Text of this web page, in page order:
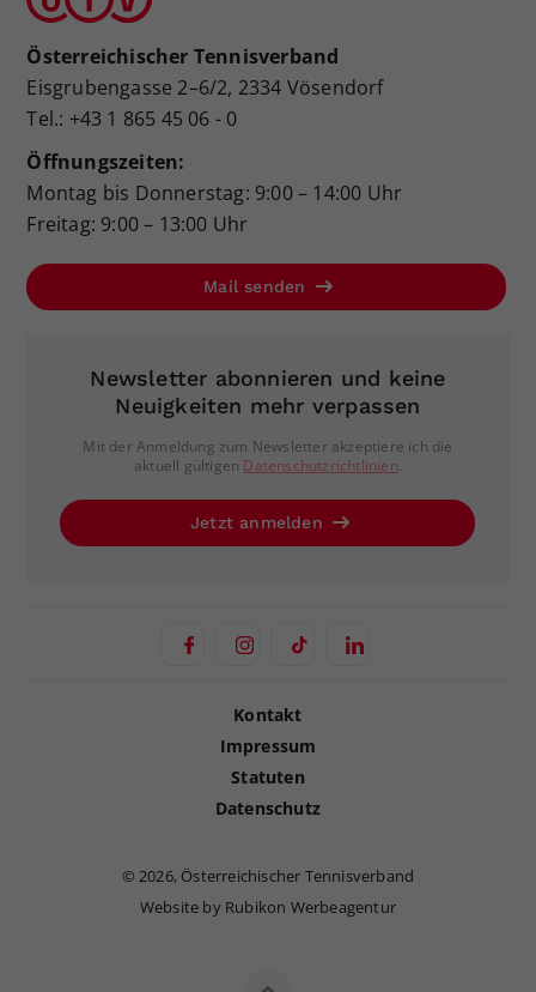
Österreichischer Tennisverband
Eisgrubengasse 2–6/2, 2334 Vösendorf
Tel.: +43 1 865 45 06 - 0
Öffnungszeiten:
Montag bis Donnerstag: 9:00 – 14:00 Uhr
Freitag: 9:00 – 13:00 Uhr
Mail senden
Newsletter abonnieren und keine
Neuigkeiten mehr verpassen
Mit der Anmeldung zum Newsletter akzeptiere ich die
aktuell gültigen Datenschutzrichtlinien.
Jetzt anmelden
Kontakt
Impressum
Statuten
Datenschutz
©2026, Österreichischer Tennisverband
Website by Rubikon Werbeagentur